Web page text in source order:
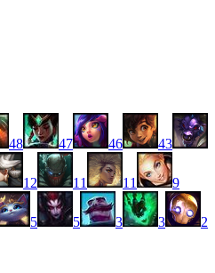
48 47 46 43
12 11 11 9
5 5 3 3 2